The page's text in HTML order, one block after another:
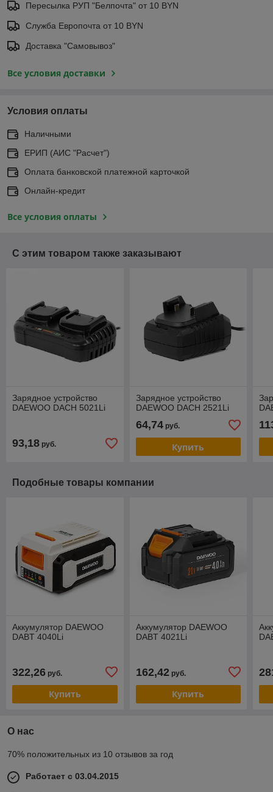
Пересылка РУП "Белпочта" от 10 BYN
Служба Европочта от 10 BYN
Доставка "Самовывоз"
Все условия доставки
Условия оплаты
Наличными
ЕРИП (АИС "Расчет")
Оплата банковской платежной карточкой
Онлайн-кредит
Все условия оплаты
С этим товаром также заказывают
Зарядное устройство
DAEWOO DACH 5021Li
93,18 руб.
Зарядное устройство
DAEWOO DACH 2521Li
64,74руб.
Купить
Подобные товары компании
Аккумулятор DAEWOO
DABT 4040Li
322,26 руб.
Купить
Аккумулятор DAEWOO
DABT 4021Li
162,42руб.
Купить
О нас
70% положительных из 10 отзывов за год
Работает с 03.04.2015